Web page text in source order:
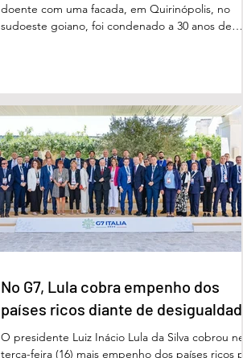
doente com uma facada, em Quirinópolis, no
sudoeste goiano, foi condenado a 30 anos de
Acidente Vascular Cerebral (AVC) e estava em
condição de fragilidade física. De acordo com o
processo, Cléria foi morta com um único golpe
faca no pescoço, enquanto estava no quarto
repousando, desferido pelo
No G7, Lula cobra empenho dos
países ricos diante de
O presidente Luiz Inácio Lula da Silva cobrou
terça-feira (16) mais empenho dos países ricos